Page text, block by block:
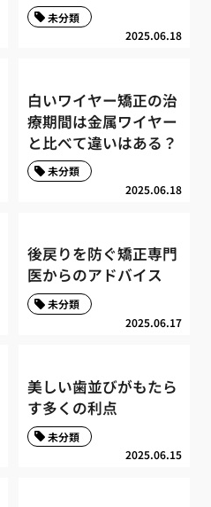
2025.06.18
未分類
白いワイヤー矯正の治
療期間は金属ワイヤー
と比べて違いはある？
2025.06.18
未分類
後戻りを防ぐ矯正専門
医からのアドバイス
2025.06.17
未分類
美しい歯並びがもたら
す多くの利点
2025.06.15
未分類